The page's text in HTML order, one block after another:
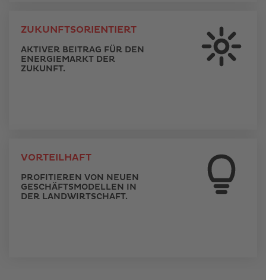
ZUKUNFTSORIENTIERT
AKTIVER BEITRAG FÜR DEN
ENERGIEMARKT DER
ZUKUNFT.
VORTEILHAFT
PROFITIEREN VON NEUEN
GESCHÄFTSMODELLEN IN
DER LANDWIRTSCHAFT.